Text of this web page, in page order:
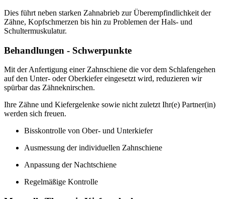
Dies führt neben starken Zahnabrieb zur Überempfindlichkeit der
Zähne, Kopfschmerzen bis hin zu Problemen der Hals- und
Schultermuskulatur.
Behandlungen - Schwerpunkte
Mit der Anfertigung einer Zahnschiene die vor dem Schlafengehen
auf den Unter- oder Oberkiefer eingesetzt wird, reduzieren wir
spürbar das Zähneknirschen.
Ihre Zähne und Kiefergelenke sowie nicht zuletzt Ihr(e) Partner(in)
werden sich freuen.
Bisskontrolle von Ober- und Unterkiefer
Ausmessung der individuellen Zahnschiene
Anpassung der Nachtschiene
Regelmäßige Kontrolle